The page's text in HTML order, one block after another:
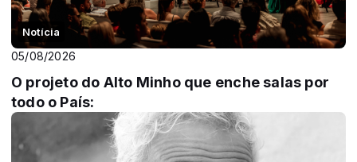
Notícia
05/08/2026
O projeto do Alto Minho que enche salas por
todo o País: